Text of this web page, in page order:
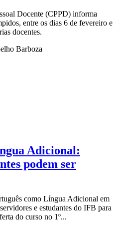
Docente (CPPD) informa
entre os dias 6 de fevereiro e
docentes.
Barboza
Adicional:
podem ser
como Língua Adicional em
e estudantes do IFB para
do curso no 1º...